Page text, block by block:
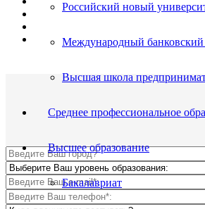
Российский новый
Международный
Высшая школа
Среднее профессиональное
Высшее образование
Бакалавриат
Цена от 23 000р./семестр обучения;
По окончании Вы получите